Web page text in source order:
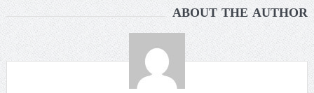
ABOUT THE AUTHOR